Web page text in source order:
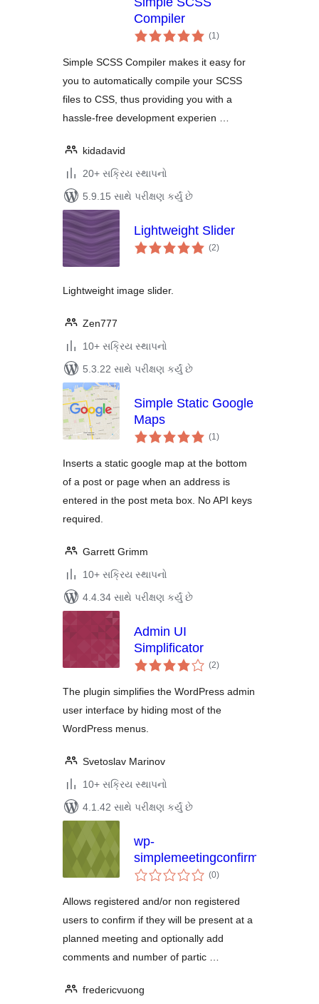
Compiler
(1કુલ
રેટિંગ્સ
)
Simple SCSS Compiler makes it easy for
you to automatically compile your SCSS
files to CSS, thus providing you with a
hassle-free development experien …
kidadavid
20+ સક્રિય સ્થાપનો
5.9.15 સાથે પરીક્ષણ કર્યું છે
Lightweight Slider
(2કુલ
રેટિંગ્સ
)
Lightweight image slider.
Zen777
10+ સક્રિય સ્થાપનો
5.3.22 સાથે પરીક્ષણ કર્યું છે
Simple Static Google
Maps
(1કુલ
રેટિંગ્સ
)
Inserts a static google map at the bottom
of a post or page when an address is
entered in the post meta box. No API keys
required.
Garrett Grimm
10+ સક્રિય સ્થાપનો
4.4.34 સાથે પરીક્ષણ કર્યું છે
Admin UI
Simplificator
(2કુલ
રેટિંગ્સ
)
The plugin simplifies the WordPress admin
user interface by hiding most of the
WordPress menus.
Svetoslav Marinov
10+ સક્રિય સ્થાપનો
4.1.42 સાથે પરીક્ષણ કર્યું છે
wp-
simplemeetingconfirmation
(0કુલ
રેટિંગ્સ
)
Allows registered and/or non registered
users to confirm if they will be present at a
planned meeting and optionally add
comments and number of partic …
fredericvuong